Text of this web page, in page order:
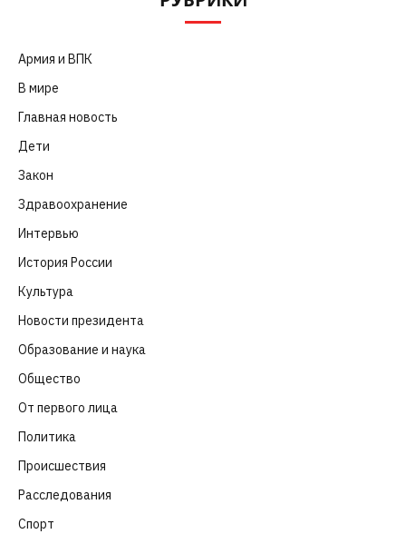
Армия и ВПК
В мире
Главная новость
Дети
Закон
Здравоохранение
Интервью
История России
Культура
Новости президента
Образование и наука
Общество
От первого лица
Политика
Происшествия
Расследования
Спорт